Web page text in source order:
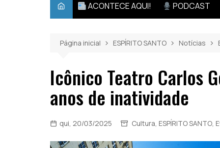
ACONTECE AQUI! PODCAST
Página inicial ESPÍRITO SANTO Notícias
Icônico Teatro Carlos
anos de inatividade
qui, 20/03/2025 Cultura, ESPÍRITO SANTO,